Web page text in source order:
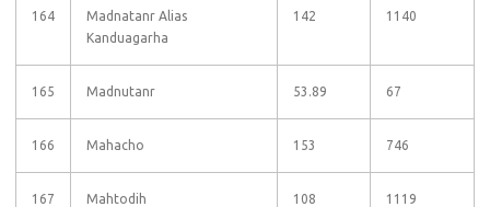
164
Madnatanr Alias
Kanduagarha
142 1140
165 Madnutanr 53.89 67
166 Mahacho 153 746
167 Mahtodih 108 1119